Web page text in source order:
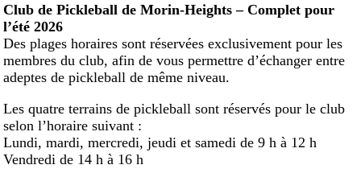
Club de Pickleball de Morin-Heights – Complet pour
l’été 2026
Des plages horaires sont réservées exclusivement pour les
membres du club, afin de vous permettre d’échanger entre
adeptes de pickleball de même niveau.
Les quatre terrains de pickleball sont réservés pour le club
selon l’horaire suivant :
Lundi, mardi, mercredi, jeudi et samedi de 9 h à 12 h
Vendredi de 14 h à 16 h